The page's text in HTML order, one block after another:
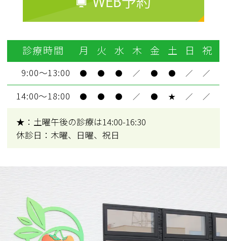
診療時間 月 火 水 木 金 土 日 祝
9:00～13:00 ● ● ● ／ ● ● ／ ／
14:00～18:00 ● ● ● ／ ● ★ ／ ／
★：土曜午後の診療は14:00-16:30
休診日：木曜、日曜、祝日